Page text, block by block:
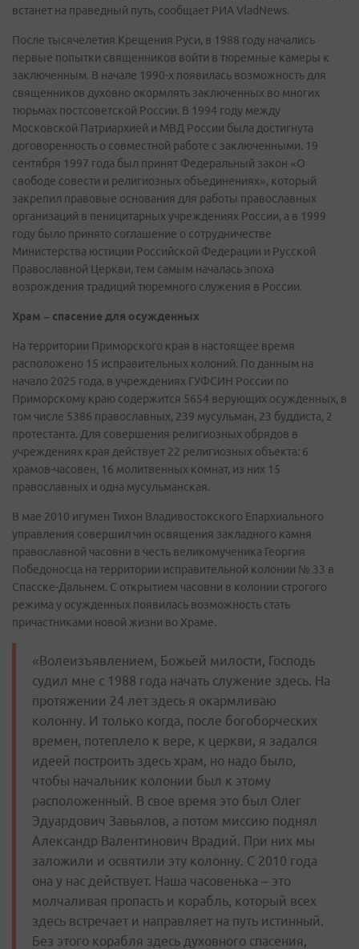
встанет на праведный путь, сообщает РИА VladNews.
После тысячелетия Крещения Руси, в 1988 году начались
первые попытки священников войти в тюремные камеры к
заключенным. В начале 1990-х появилась возможность для
священников духовно окормлять заключенных во многих
тюрьмах постсоветской России. В 1994 году между
Московской Патриархией и МВД России была достигнута
договоренность о совместной работе с заключенными. 19
сентября 1997 года был принят Федеральный закон «О
свободе совести и религиозных объединениях», который
закрепил правовые основания для работы православных
организаций в пеницитарных учреждениях России, а в 1999
году было принято соглашение о сотрудничестве
Министерства юстиции Российской Федерации и Русской
Православной Церкви, тем самым началась эпоха
возрождения традиций тюремного служения в России.
Храм – спасение для осужденных
На территории Приморского края в настоящее время
расположено 15 исправительных колоний. По данным на
начало 2025 года, в учреждениях ГУФСИН России по
Приморскому краю содержится 5654 верующих осужденных, в
том числе 5386 православных, 239 мусульман, 23 буддиста, 2
протестанта. Для совершения религиозных обрядов в
учреждениях края действует 22 религиозных объекта: 6
храмов-часовен, 16 молитвенных комнат, из них 15
православных и одна мусульманская.
В мае 2010 игумен Тихон Владивостокского Епархиального
управления совершил чин освящения закладного камня
православной часовни в честь великомученика Георгия
Победоносца на территории исправительной колонии № 33 в
Спасске-Дальнем. С открытием часовни в колонии строгого
режима у осужденных появилась возможность стать
причастниками новой жизни во Храме.
«Волеизъявлением, Божьей милости, Господь
судил мне с 1988 года начать служение здесь. На
протяжении 24 лет здесь я окармливаю
колонну. И только когда, после богоборческих
времен, потеплело к вере, к церкви, я задался
идеей построить здесь храм, но надо было,
чтобы начальник колонии был к этому
расположенный. В свое время это был Олег
Эдуардович Завьялов, а потом миссию поднял
Александр Валентинович Врадий. При них мы
заложили и освятили эту колонну. С 2010 года
она у нас действует. Наша часовенька – это
молчаливая пропасть и корабль, который всех
здесь встречает и направляет на путь истинный.
Без этого корабля здесь духовного спасения,